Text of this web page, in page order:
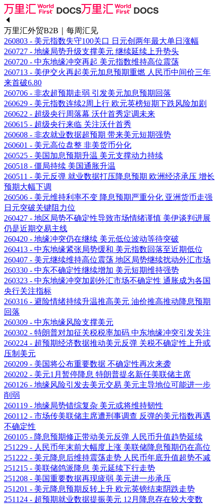
万里汇外贸B2B｜每周汇见
260803 - 美元指数失守100关口 日元创两年最大单日涨幅
260727 - 地缘局势升级支撑美元 继续延续上升势头
260720 - 中东地缘冲突再起 美元指数维持高位震荡
260713 - 美伊交火再起美元加息预期重燃 人民币中间价三年
来首破6.80
260706 - 非农超预期走弱 引发美元加息预期回落
260629 - 美元指数连续2周上行 欧元英榜短期下跌风险加剧
260622 - 超级央行周落幕 沃什首秀定调未来
260615 - 超级央行来临 关注沃什首秀
260608 - 非农就业数据超预期 带来美元短期强势
260601 - 美元高位盘整 非美货币分化
260525 - 美国加息预期升温 美元支撑动力持续
260518 - 僵局持续 美国通胀升温
260511 - 美元反弹 就业数据打压降息预期 欧洲经济承压 增长
预期大幅下调
260506 - 美元维持利率不变 降息预期严重分化 亚洲货币走强
日元突破关键阻力位
260427 - 地区局势不确定性导致市场情绪谨慎 美伊谈判进展
仍是近期交易主线
260420 - 地缘冲突仍在继续 美元低位波动等待突破
260413 - 中东地缘紧张局势缓和 美元指数回落至近期低位
260407 - 美元继续维持高位震荡 地区局势继续扰动外汇市场
260330 - 中东不确定性继续增加 美元短期维持强势
260323 - 中东地缘冲突加剧外汇市场不确定性 通胀成为各国
央行关注指标
260316 - 避险情绪持续升温推高美元 油价推高推动降息预期
回落
260309 - 中东地缘风险支撑美元
260302 - 特朗普对加征关税税率加码 中东地缘冲突引发关注
260224 - 超预期经济数据推动美元反弹 关税不确定性上升或
压制美元
260209 - 美国将公布重要数据 不确定性再次来袭
260202 - 美元1月暂停降息 特朗普提名新任美联储主席
260126 - 地缘风险引发去美元交易 美元主导地位可能进一步
削弱
260119 - 地缘局势错综复杂 美元或将维持韧性
260112 - 市场传美联储主席遭刑事调查 反弹的美元指数再遇
不确定性
260105 - 降息预期修正带动美元反弹 人民币升值趋势延续
251229 - 人民币年末前大幅度上涨 美联储降息预期仍在高位
251222 - 美元降息后维持震荡走势 人民币年底升值超势不减
251215 - 美联储鸽派降息 美元延续下行走势
251208 - 美国重要数据再现疲弱 美元进一步承压
251201 - 美元降息预期反转上升 欧元英镑结束阴跌走势
251124 - 超预期就业数据提振美元 12月降息存在较大变数